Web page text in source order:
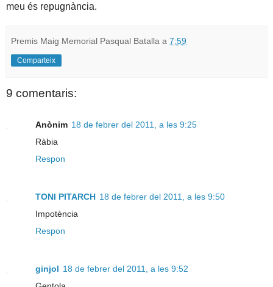
meu és repugnància.
Premis Maig Memorial Pasqual Batalla a 7:59
Comparteix
9 comentaris:
Anònim 18 de febrer del 2011, a les 9:25
Ràbia
Respon
TONI PITARCH 18 de febrer del 2011, a les 9:50
Impotència
Respon
ginjol 18 de febrer del 2011, a les 9:52